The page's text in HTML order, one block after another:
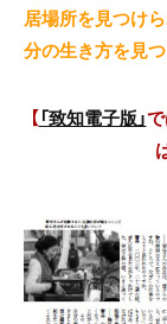
居場所を見つけ
分の生き方を見
【「致知電子版」